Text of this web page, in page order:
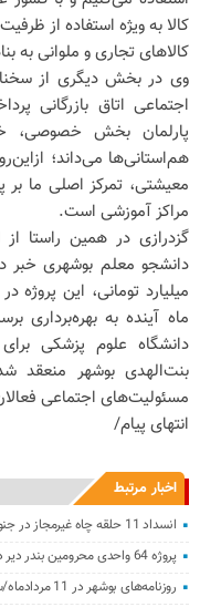
کالا به ویژه استفاده از
کالاهای تجاری و ملوانی به
وی در بخش دیگری از
اجتماعی اتاق بازرگانی
پارلمان بخش خصوصی،
هم‌استانی‌ها می‌داند؛
معیشتی، تمرکز اصلی ما بر
مراکز آموزشی است.
میلیارد تومانی، این
ماه آینده به بهره‌برداری
دانشگاه علوم پزشکی
بنت‌الهدی بوشهر منعقد
مسئولیت‌های اجتماعی
انتهای پیام/
اخبار مرتبط
انسداد 11 حلقه چاه غیرمجاز در جنوب استان بوشهر
پروژه 64 واحدی محرومین بندر دیر در مسیر تکمیل قرار گرفت
روزنامه‌های بوشهر در 11 مردادماه/سایه تهدیدسازمان‌یافته برسرمایه‌گذاری